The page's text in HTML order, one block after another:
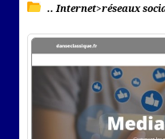
.. Internet>réseaux